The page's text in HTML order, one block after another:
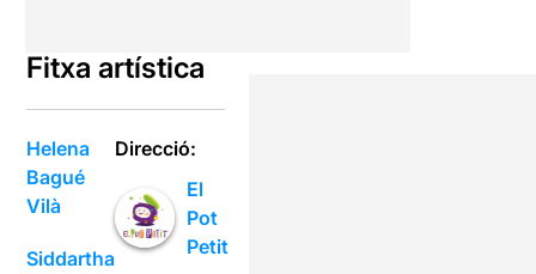
Fitxa artística
Helena
Bagué
Vilà
Siddartha
Direcció:
El
Pot
Petit